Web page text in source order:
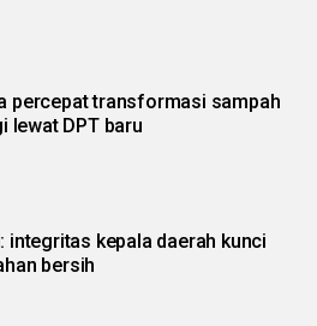
percepat transformasi sampah
lewat DPT baru
integritas kepala daerah kunci
bersih